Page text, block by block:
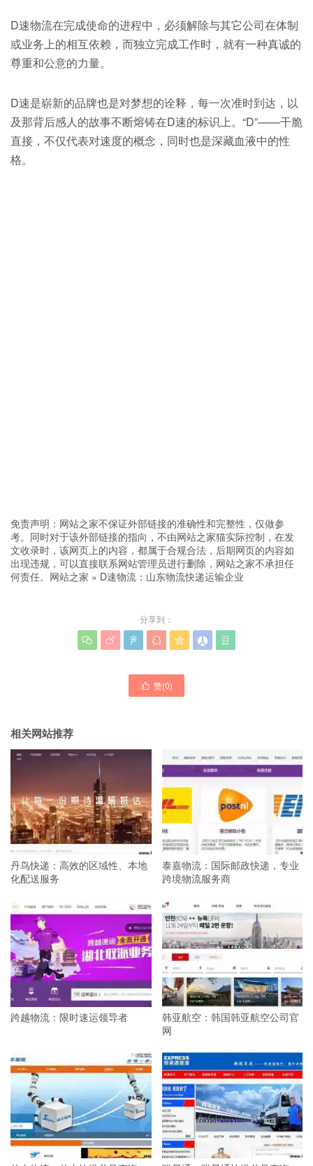
D速物流在完成使命的进程中，必须解除与其它公司在体制
或业务上的相互依赖，而独立完成工作时，就有一种真诚的
尊重和公意的力量。
D速是崭新的品牌也是对梦想的诠释，每一次准时到达，以
及那背后感人的故事不断熔铸在D速的标识上。“D”——干脆
直接，不仅代表对速度的概念，同时也是深藏血液中的性
格。
免责声明：网站之家不保证外部链接的准确性和完整性，仅做参
考。同时对于该外部链接的指向，不由网站之家猫实际控制，在发
文收录时，该网页上的内容，都属于合规合法，后期网页的内容如
出现违规，可以直接联系网站管理员进行删除，网站之家不承担任
何责任。 网站之家 » D速物流：山东物流快递运输企业
分享到：
      
 赞(0)
相关网站推荐
丹鸟快递：高效的区域性、本地
化配送服务
泰嘉物流：国际邮政快递，专业
跨境物流服务商
跨越物流：限时速运领导者
韩亚航空：韩国韩亚航空公司官
网